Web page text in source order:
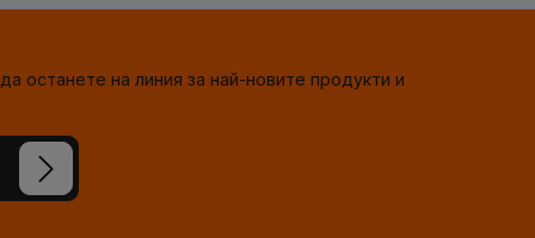
останете на линия за най-новите продукти и